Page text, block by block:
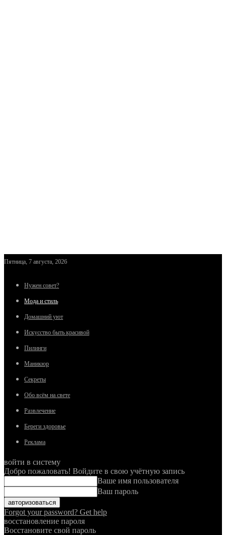
Пятница, 7 августа, 2026
Нужен совет?
Мода и стиль
Домашний уют
Искусство быть красивой
Пилинги
Маникюр
Секреты
Обо всём на свете
Развлечение
Береги здоровье
Реклама
войти в систему
Добро пожаловать! Войдите в свою учётную запись
Ваше имя пользователя
Ваш пароль
Forgot your password? Get help
восстановление пароля
Восстановите свой пароль